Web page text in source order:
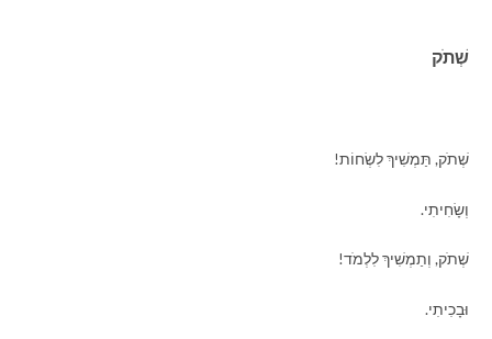
שְׁתֹק
שְׁתֹק, תַּמְשִׁיךְ לִשְׂחוֹת!
וְשָׂחִיתִי.
שְׁתֹק, וְתַמְשִׁיךְ לִלְמֹד!
וּבָכִיתִי.